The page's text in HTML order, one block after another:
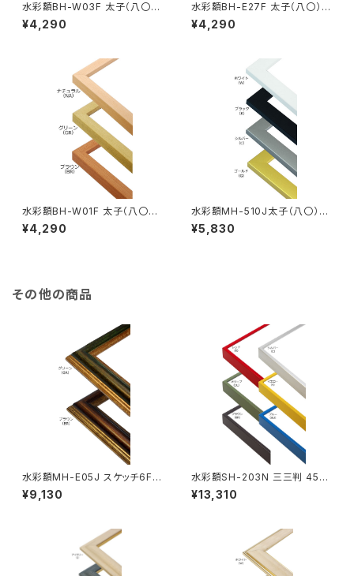
水彩額BH-W03F 太子（八〇）
判 287×378ミリ
¥4,290
水彩額BH-E27F 太子（八〇）判
287×378ミリ
¥4,290
水彩額BH-W01F 太子（八〇）
判 287×378ミリ
¥4,290
水彩額MH-510J太子（八〇）判
287×378ミリ
¥5,830
その他の商品
水彩額MH-E05J スケッチ6F 4
58×550ミリ
¥9,130
水彩額SH-203N 三三判 454
×605ミリ
¥13,310